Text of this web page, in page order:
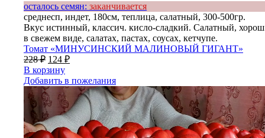
осталось семян: заканчивается
среднесп, индет, 180см, теплица, салатный, 300-500гр.
Вкус истинный, классич. кисло-сладкий. Салатный, хорош
в свежем виде, салатах, пастах, соусах, кетчупе.
Томат «МИНУСИНСКИЙ МАЛИНОВЫЙ ГИГАНТ»
228₽ 124 ₽
В корзину
Добавить в пожелания